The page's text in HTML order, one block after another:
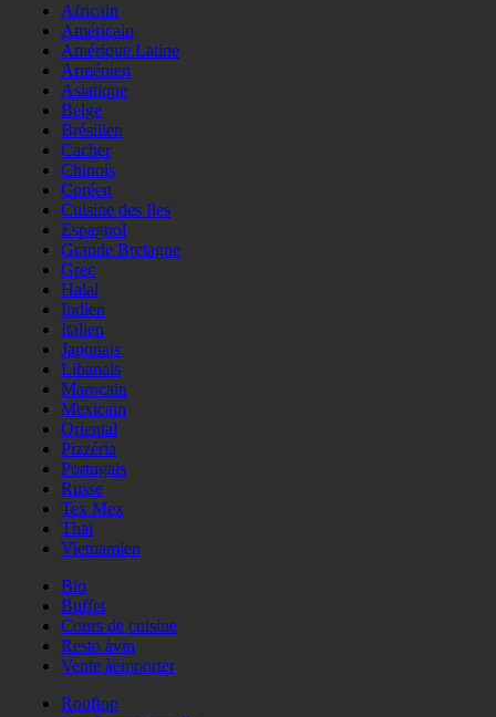
Africain
Américain
Amérique Latine
Arménien
Asiatique
Belge
Brésilien
Cacher
Chinois
Coréen
Cuisine des Iles
Espagnol
Grande Bretagne
Grec
Halal
Indien
Italien
Japonais
Libanais
Marocain
Mexicain
Oriental
Pizzéria
Portugais
Russe
Tex Mex
Thaï
Vietnamien
Bio
Buffet
Cours de cuisine
Resto àvin
Vente àemporter
Rooftop